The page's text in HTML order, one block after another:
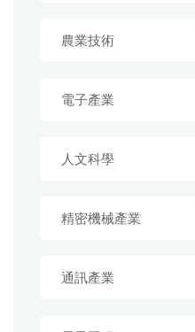
農業技術
電子產業
人文科學
精密機械產業
通訊產業